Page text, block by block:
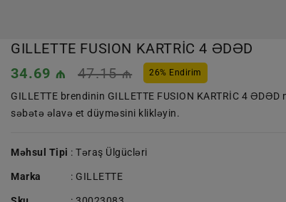
GILLETTE FUSION KARTRİC 4 ƏDƏD
Endirimli
qiymət
34.69 ₼
Normal
qiymət
47.15 ₼ 26% Endirim
GILLETTE brendinin GILLETTE FUSION KARTRİC 4
səbətə əlavə et düyməsini klikləyin.
Məhsul Tipi : Təraş Ülgücləri
Marka : GILLETTE